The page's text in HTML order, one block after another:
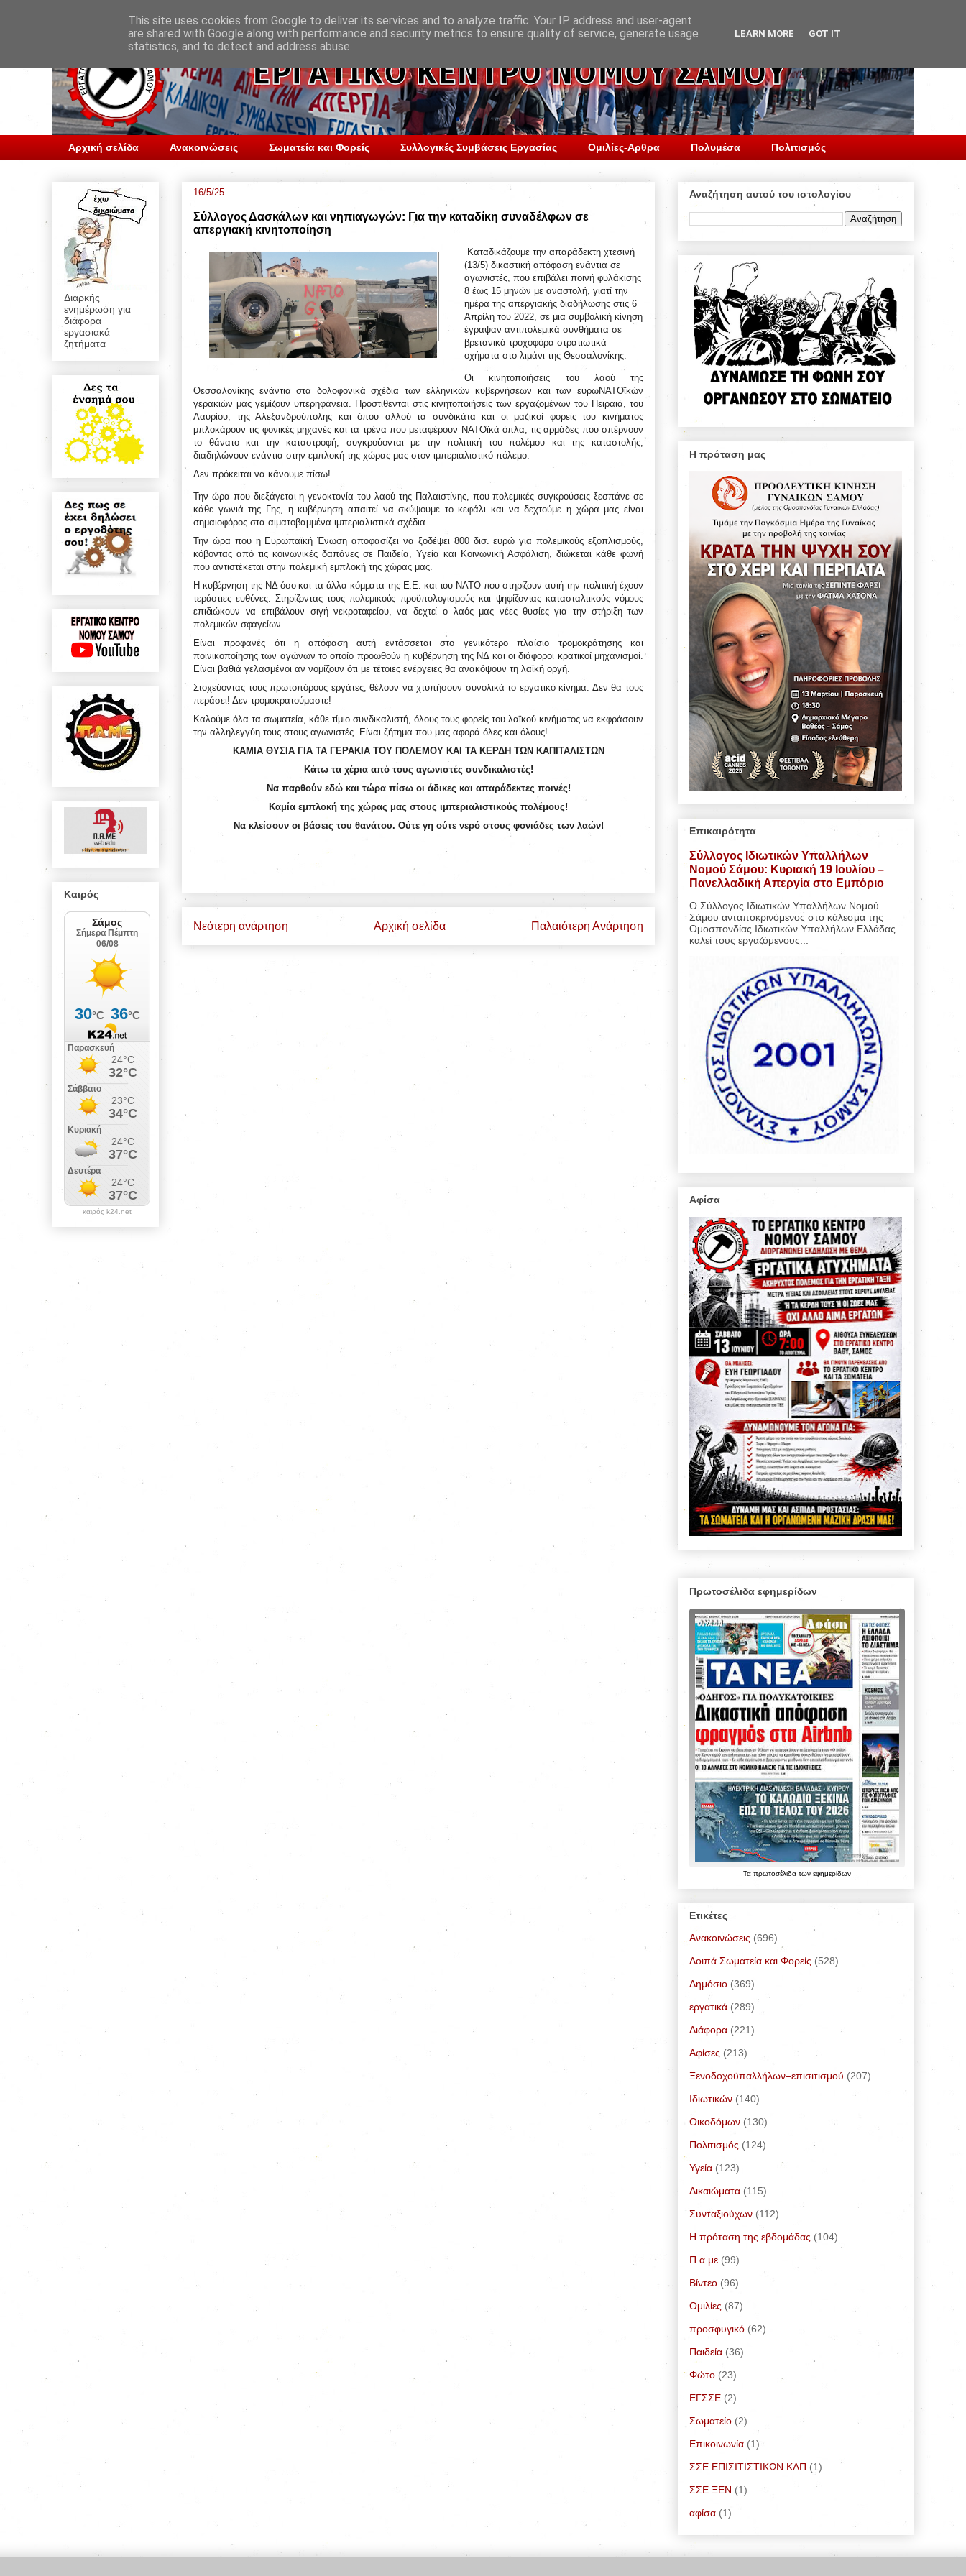
Αρχική σελίδα Ανακοινώσεις Σωματεία και Φορείς Συλλογικές Συμβάσεις Εργασίας Ομιλίες-Αρθρα Πολυμέσα Πολιτισμός
16/5/25
Σύλλογος Δασκάλων και νηπιαγωγών: Για την καταδίκη συναδέλφων σε
απεργιακή κινητοποίηση
Καταδικάζουμε την απαράδεκτη χτεσινή
(13/5) δικαστική απόφαση ενάντια σε
αγωνιστές, που επιβάλει ποινή φυλάκισης
8 έως 15 μηνών με αναστολή, γιατί την
ημέρα της απεργιακής διαδήλωσης στις 6
Απρίλη του 2022, σε μια συμβολική κίνηση
έγραψαν αντιπολεμικά συνθήματα σε
βρετανικά τροχοφόρα στρατιωτικά
οχήματα στο λιμάνι της Θεσσαλονίκης.
Οι κινητοποιήσεις του λαού της
Θεσσαλονίκης ενάντια στα δολοφονικά σχέδια των ελληνικών κυβερνήσεων και των ευρωΝΑΤΟϊκών
γερακιών μας γεμίζουν υπερηφάνεια. Προστίθενται στις κινητοποιήσεις των εργαζομένων του Πειραιά, του
Λαυρίου, της Αλεξανδρούπολης και όπου αλλού τα συνδικάτα και οι μαζικοί φορείς του κινήματος
μπλοκάρουν τις φονικές μηχανές και τα τρένα που μεταφέρουν ΝΑΤΟϊκά όπλα, τις αρμάδες που σπέρνουν
το θάνατο και την καταστροφή, συγκρούονται με την πολιτική του πολέμου και της καταστολής,
διαδηλώνουν ενάντια στην εμπλοκή της χώρας μας στον ιμπεριαλιστικό πόλεμο.
Δεν πρόκειται να κάνουμε πίσω!
Την ώρα που διεξάγεται η γενοκτονία του λαού της Παλαιστίνης, που πολεμικές συγκρούσεις ξεσπάνε σε
κάθε γωνιά της Γης, η κυβέρνηση απαιτεί να σκύψουμε το κεφάλι και να δεχτούμε η χώρα μας είναι
σημαιοφόρος στα αιματοβαμμένα ιμπεριαλιστικά σχέδια.
Την ώρα που η Ευρωπαϊκή Ένωση αποφασίζει να ξοδέψει 800 δισ. ευρώ για πολεμικούς εξοπλισμούς,
κόβοντας από τις κοινωνικές δαπάνες σε Παιδεία, Υγεία και Κοινωνική Ασφάλιση, διώκεται κάθε φωνή
που αντιστέκεται στην πολεμική εμπλοκή της χώρας μας.
Η κυβέρνηση της ΝΔ όσο και τα άλλα κόμματα της Ε.Ε. και του ΝΑΤΟ που στηρίζουν αυτή την πολιτική έχουν
τεράστιες ευθύνες. Στηρίζοντας τους πολεμικούς προϋπολογισμούς και ψηφίζοντας κατασταλτικούς νόμους
επιδιώκουν να επιβάλουν σιγή νεκροταφείου, να δεχτεί ο λαός μας νέες θυσίες για την στήριξη των
πολεμικών σφαγείων.
Είναι προφανές ότι η απόφαση αυτή εντάσσεται στο γενικότερο πλαίσιο τρομοκράτησης και
ποινικοποίησης των αγώνων το οποίο προωθούν η κυβέρνηση της ΝΔ και οι διάφοροι κρατικοί μηχανισμοί.
Είναι βαθιά γελασμένοι αν νομίζουν ότι με τέτοιες ενέργειες θα ανακόψουν τη λαϊκή οργή.
Στοχεύοντας τους πρωτοπόρους εργάτες, θέλουν να χτυπήσουν συνολικά το εργατικό κίνημα. Δεν θα τους
περάσει! Δεν τρομοκρατούμαστε!
Καλούμε όλα τα σωματεία, κάθε τίμιο συνδικαλιστή, όλους τους φορείς του λαϊκού κινήματος να εκφράσουν
την αλληλεγγύη τους στους αγωνιστές. Είναι ζήτημα που μας αφορά όλες και όλους!
ΚΑΜΙΑ ΘΥΣΙΑ ΓΙΑ ΤΑ ΓΕΡΑΚΙΑ ΤΟΥ ΠΟΛΕΜΟΥ ΚΑΙ ΤΑ ΚΕΡΔΗ ΤΩΝ ΚΑΠΙΤΑΛΙΣΤΩΝ
Κάτω τα χέρια από τους αγωνιστές συνδικαλιστές!
Να παρθούν εδώ και τώρα πίσω οι άδικες και απαράδεκτες ποινές!
Καμία εμπλοκή της χώρας μας στους ιμπεριαλιστικούς πολέμους!
Να κλείσουν οι βάσεις του θανάτου. Ούτε γη ούτε νερό στους φονιάδες των λαών!
Νεότερη ανάρτηση Παλαιότερη Ανάρτηση
Αρχική σελίδα
Διαρκής
ενημέρωση για
διάφορα
εργασιακά
ζητήματα
Καιρός
καιρός k24.net
Αναζήτηση αυτού του ιστολογίου
Η πρόταση μας
Επικαιρότητα
Σύλλογος Ιδιωτικών Υπαλλήλων
Νομού Σάμου: Κυριακή 19 Ιουλίου –
Πανελλαδική Απεργία στο Εμπόριο
Ο Σύλλογος Ιδιωτικών Υπαλλήλων Νομού
Σάμου ανταποκρινόμενος στο κάλεσμα της
Ομοσπονδίας Ιδιωτικών Υπαλλήλων Ελλάδας
καλεί τους εργαζόμενους...
Αφίσα
Πρωτοσέλιδα εφημερίδων
Τα πρωτοσέλιδα των εφημερίδων
Ετικέτες
Ανακοινώσεις (696)
Λοιπά Σωματεία και Φορείς (528)
Δημόσιο (369)
εργατικά (289)
Διάφορα (221)
Αφίσες (213)
Ξενοδοχοϋπαλλήλων–επισιτισμού (207)
Ιδιωτικών (140)
Οικοδόμων (130)
Πολιτισμός (124)
Υγεία (123)
Δικαιώματα (115)
Συνταξιούχων (112)
Η πρόταση της εβδομάδας (104)
Π.α.με (99)
Bίντεο (96)
Ομιλίες (87)
προσφυγικό (62)
Παιδεία (36)
Φώτο (23)
ΕΓΣΣΕ (2)
Σωματείο (2)
Επικοινωνία (1)
ΣΣΕ ΕΠΙΣΙΤΙΣΤΙΚΩΝ ΚΛΠ (1)
ΣΣΕ ΞΕΝ (1)
αφίσα (1)
This site uses cookies from Google to deliver its services and to analyze traffic. Your IP address and user-agent
are shared with Google along with performance and security metrics to ensure quality of service, generate usage
statistics, and to detect and address abuse.
LEARN MORE GOT IT